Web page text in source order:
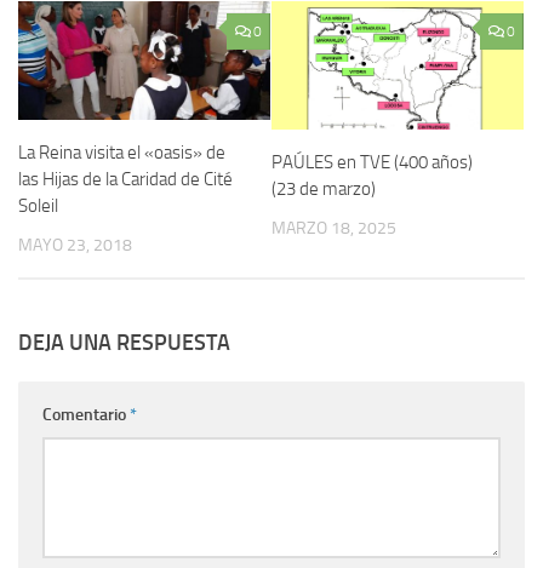
0
La Reina visita el «oasis» de
las Hijas de la Caridad de Cité
Soleil
MAYO 23, 2018
0
PAÚLES en TVE (400 años)
(23 de marzo)
MARZO 18, 2025
DEJA UNA RESPUESTA
Comentario*